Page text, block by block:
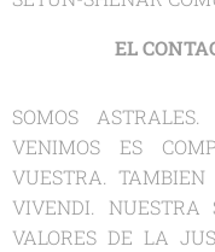
EL
SOMOS
VENIMOS ES
VUESTRA.
VIVENDI. NUESTRA
VALORES DE LA